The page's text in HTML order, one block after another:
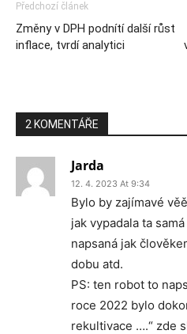
Předchozí článek
Změny v DPH podnítí další růst
inflace, tvrdí analytici
2 KOMENTÁŘE
Jarda
12. 4. 2023 At 9:34
Bylo by zajímavé
jak vypadala ta
napsaná jak
dobu atd.
PS: ten robot to
roce 2022 bylo
rekultivace ….“ zde